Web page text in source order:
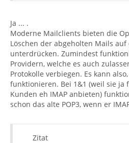
Ja ... .
Moderne Mailclients bieten die
Löschen der abgeholten Mails auf
unterdrücken. Zumindest
Providern, welche es auch
Protokolle verbiegen. Es kann
funktionieren. Bei 1&1 (weil sie ja
Kunden eh IMAP anbieten)
schon das alte POP3, wenn er
Zitat